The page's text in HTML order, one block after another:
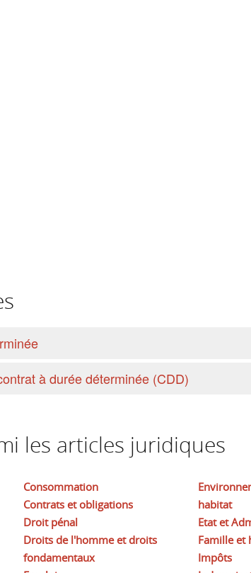
à durée déterminée (CDD)
les articles juridiques
Consommation
Contrats et obligations
Droit pénal
Droits de l'homme et droits
fondamentaux
habitat
Etat et
Famille et
Impôts